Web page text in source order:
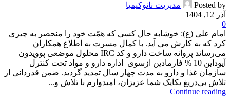
Posted by
مدیریت نانوکیمیا
آذر 12, 1404
0
امام علی (ع): خوشابه حال کسی که همّت خود را منحصر به چیزی
کرد که به کارش می آید. با کمال مسرت به اطلاع همکاران
می‌رساند پروانه ساخت دارو و کد IRC محلول موضعی پوویدون
آیوداین 10 % فارمادین ازسوی اداره دارو و مواد تحت کنترل
سازمان غذا و دارو به مدت چهار سال تمدید گردید. ضمن قدردانی از
تلاش بی‌دریغ یکایک شما عزیزان، امیدوارم با تلاش و...
Continue reading